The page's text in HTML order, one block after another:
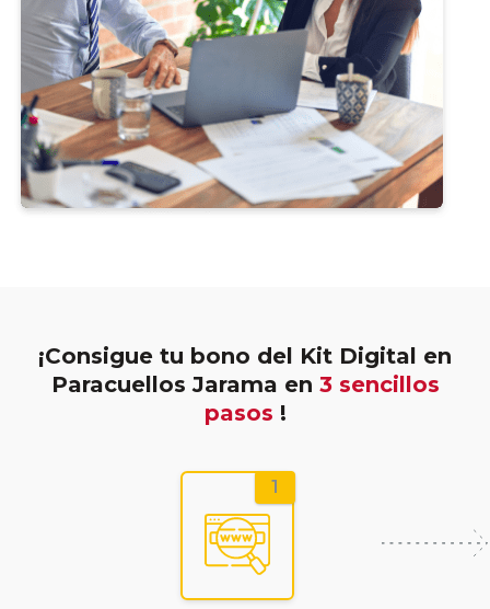
¡Consigue tu bono del Kit Digital en
Paracuellos Jarama en 3 sencillos
pasos !
1